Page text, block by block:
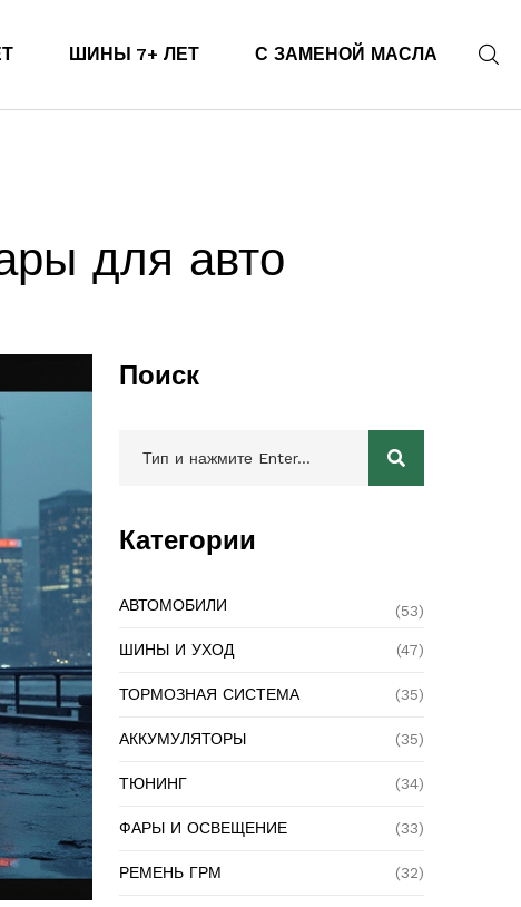
ШИНЫ 7+ ЛЕТ С ЗАМЕНОЙ МАСЛА
для авто
Поиск
Категории
АВТОМОБИЛИ (53)
ШИНЫ И УХОД (47)
ТОРМОЗНАЯ СИСТЕМА (35)
АККУМУЛЯТОРЫ (35)
ТЮНИНГ (34)
ФАРЫ И ОСВЕЩЕНИЕ (33)
РЕМЕНЬ ГРМ (32)